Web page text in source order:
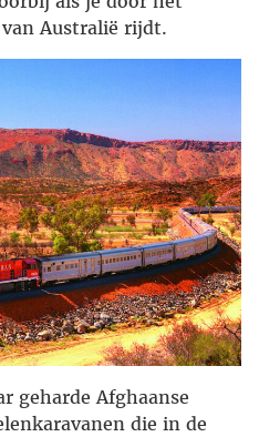
Australië rijdt.
geharde Afghaanse
die in de